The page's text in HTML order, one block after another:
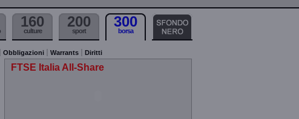
160
culture
200
sport
300
borsa
Obbligazioni Warrants Diritti
FTSE Italia All-Share